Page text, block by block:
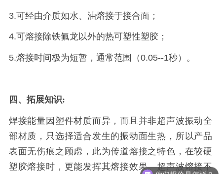
3.可经由介质如水、油熔接于接合面；
4.可熔接除铁氟龙以外的热可塑性塑胶；
5.熔接时间极为短暂，通常范围（0.05--1秒）。
四、拓展知识:
焊接能量因塑件材质而异，而且并非超声波振动全
部材质，只选择适合发生的振动面生热，所以产品
表面无伤痕之顾虑，此为传道熔接之特色，在较硬
塑胶熔接时，更能发挥其熔接效果。超声波熔接不